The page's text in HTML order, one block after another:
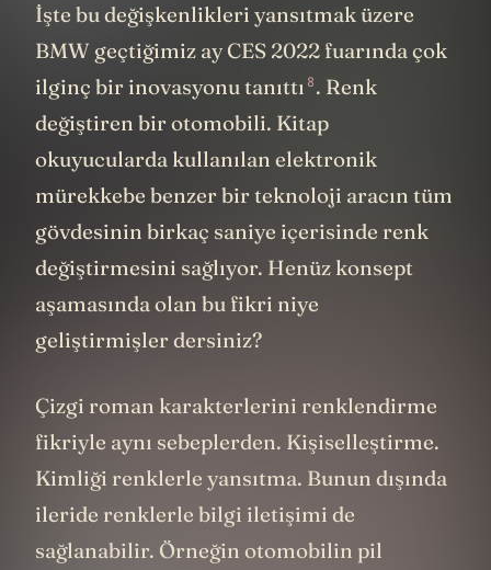
İşte bu değişkenlikleri yansıtmak üzere
BMW geçtiğimiz ay CES 2022 fuarında çok
ilginç bir inovasyonutanıttı 8. Renk
değiştiren bir otomobili. Kitap
okuyucularda kullanılan elektronik
mürekkebe benzer bir teknoloji aracın tüm
gövdesinin birkaç saniye içerisinde renk
değiştirmesini sağlıyor. Henüz konsept
aşamasında olan bu fikri niye
geliştirmişler dersiniz?
Çizgi roman karakterlerini renklendirme
fikriyle aynı sebeplerden. Kişiselleştirme.
Kimliği renklerle yansıtma. Bunun dışında
ileride renklerle bilgi iletişimi de
sağlanabilir. Örneğin otomobilin pil